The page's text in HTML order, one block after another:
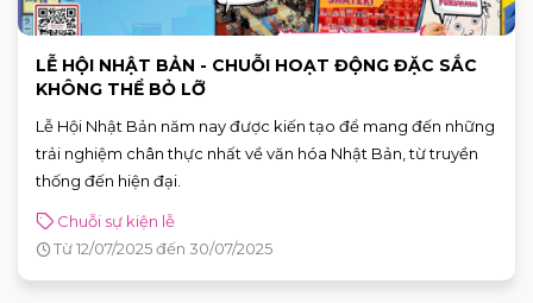
LỄ HỘI NHẬT BẢN - CHUỖI HOẠT ĐỘNG ĐẶC SẮC
KHÔNG THỂ BỎ LỠ
Lễ Hội Nhật Bản năm nay được kiến tạo để mang đến những
trải nghiệm chân thực nhất về văn hóa Nhật Bản, từ truyền
thống đến hiện đại.
Chuỗi sự kiện lễ
Từ 12/07/2025 đến 30/07/2025